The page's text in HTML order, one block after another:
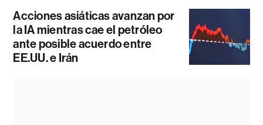
Acciones asiáticas avanzan por
la IA mientras cae el petróleo
ante posible acuerdo entre
EE.UU. e Irán